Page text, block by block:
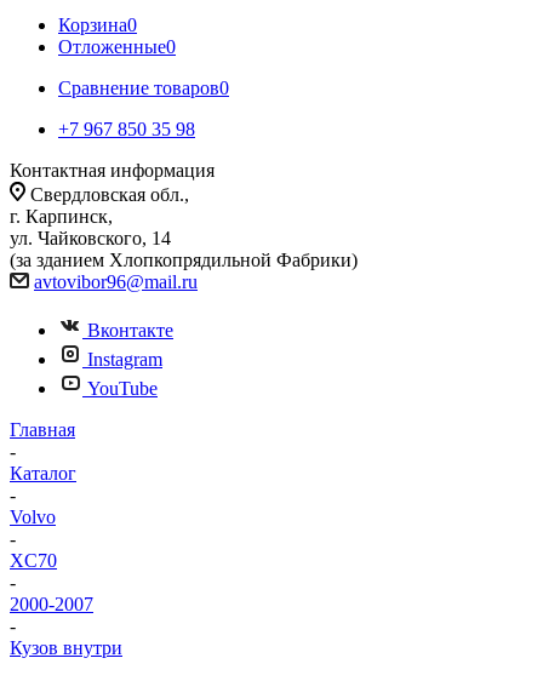
Корзина0
Отложенные0
Сравнение товаров0
+7 967 850 35 98
Контактная информация
Свердловская обл.,
г. Карпинск,
ул. Чайковского, 14
(за зданием Хлопкопрядильной Фабрики)
avtovibor96@mail.ru
Вконтакте
Instagram
YouTube
Главная
-
Каталог
-
Volvo
-
XC70
-
2000-2007
-
Кузов внутри